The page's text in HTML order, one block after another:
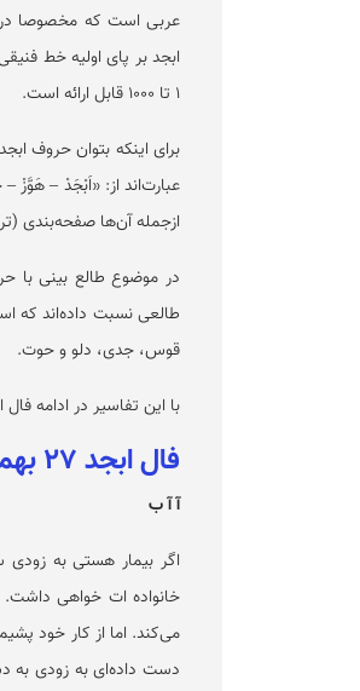
عربی است که مخصوصا در
۱ تا ۱۰۰۰ قابل ارائه است.
برای اینکه بتوان حروف
عبارت‌اند از: «اَبْجَدْ –
ازجمله آن‌ها صفحه‌بندی
در موضوع طالع بینی با
طالعی نسبت داده‌اند که
قوس، جدی، دلو و حوت.
با این تفاسیر در ادامه فال ابجد امروز ۲۷ بهمن برای متولدین
فال ابجد ۲۷ بهمن ۱۴۰۲ برای متولدین فرودین
آ آ ب
اگر بیمار هستی به
خانواده ات خواهی
می‌کند. اما از کار خود
دست داده‌ای به زودی به